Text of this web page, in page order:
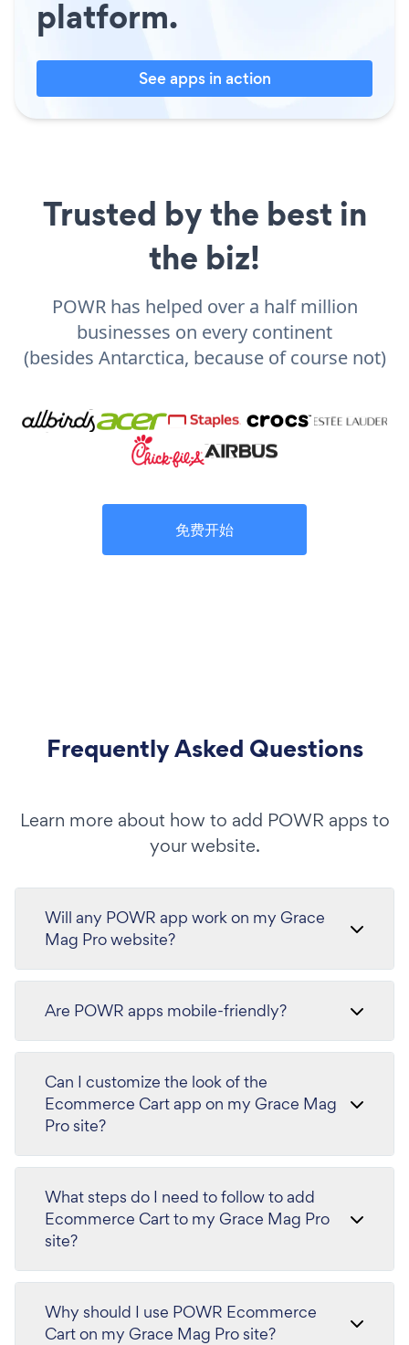
platform.
See apps in action
Trusted by the best in
the biz!
POWR has helped over a half million
businesses on every continent
(besides Antarctica, because of course not)
免费开始
Frequently Asked Questions
Learn more about how to add POWR apps to
your website.
Will any POWR app work on my Grace
Mag Pro website?
Are POWR apps mobile-friendly?
Can I customize the look of the
Ecommerce Cart app on my Grace Mag
Pro site?
What steps do I need to follow to add
Ecommerce Cart to my Grace Mag Pro
site?
Why should I use POWR Ecommerce
Cart on my Grace Mag Pro site?